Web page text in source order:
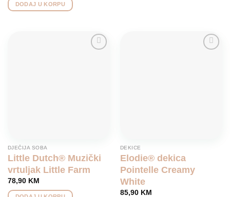
DODAJ U KORPU
DJEČIJA SOBA
Little Dutch® Muzički
vrtuljak Little Farm
78,90 KM
DEKICE
Elodie® dekica
Pointelle Creamy
White
85,90 KM